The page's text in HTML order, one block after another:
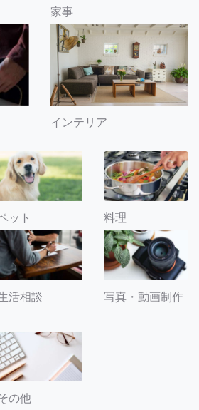
家事
インテリア
ット 料理
活相談 写真・動画制作
の他